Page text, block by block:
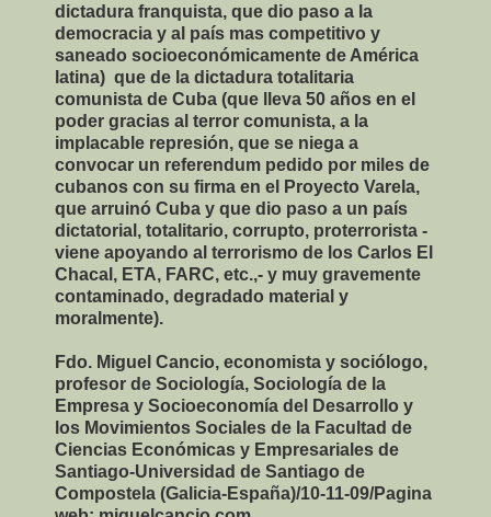
dictadura franquista, que dio paso a la
democracia y al país mas competitivo y
saneado socioeconómicamente de América
latina) que de la dictadura totalitaria
comunista de Cuba (que lleva 50 años en el
poder gracias al terror comunista, a la
implacable represión, que se niega a
convocar un referendum pedido por miles de
cubanos con su firma en el Proyecto Varela,
que arruinó Cuba y que dio paso a un país
dictatorial, totalitario, corrupto, proterrorista ­
viene apoyando al terrorismo de los Carlos El
Chacal, ETA, FARC, etc.,- y muy gravemente
contaminado, degradado material y
moralmente).
Fdo. Miguel Cancio, economista y sociólogo,
profesor de Sociología, Sociología de la
Empresa y Socioeconomía del Desarrollo y
los Movimientos Sociales de la Facultad de
Ciencias Económicas y Empresariales de
Santiago-Universidad de Santiago de
Compostela (Galicia-España)/10-11-09/Pagina